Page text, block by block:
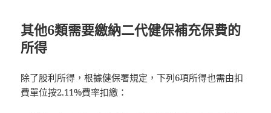
其他6類需要繳納二代健保補充保費的
所得
除了股利所得，根據健保署規定，下列6項所得也需由扣
費單位按2.11%費率扣繳：